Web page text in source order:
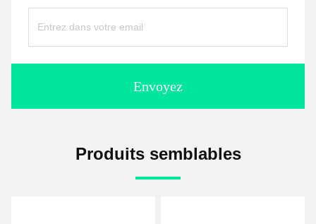
Envoyez
Produits semblables